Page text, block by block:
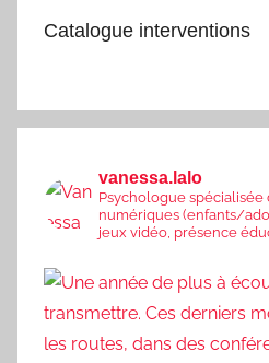
Catalogue interventions
vanessa.lalo
Psychologue spécialisée
numériques (enfants/
jeux vidéo, présence